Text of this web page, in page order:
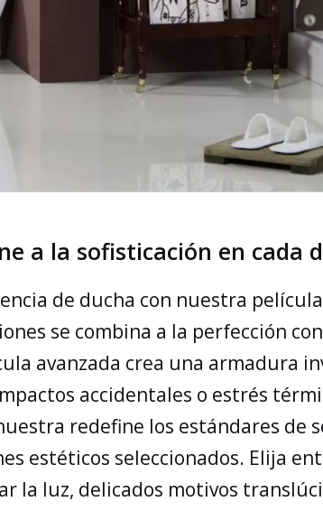
a la sofisticación en cada
de ducha con nuestra
se combina a la perfección
avanzada crea una armadura
accidentales o estrés
redefine los estándares
estéticos seleccionados. Elija
la luz, delicados motivos